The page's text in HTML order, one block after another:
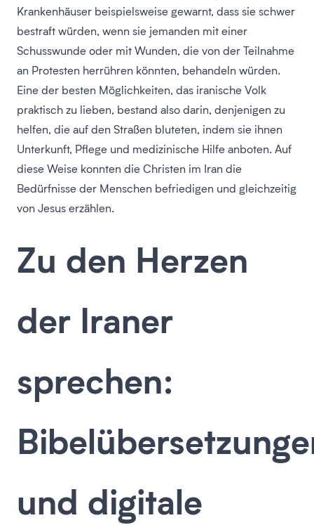
Krankenhäuser beispielsweise gewarnt, dass sie schwer
bestraft würden, wenn sie jemanden mit einer
Schusswunde oder mit Wunden, die von der Teilnahme
an Protesten herrühren könnten, behandeln würden.
Eine der besten Möglichkeiten, das iranische Volk
praktisch zu lieben, bestand also darin, denjenigen zu
helfen, die auf den Straßen bluteten, indem sie ihnen
Unterkunft, Pflege und medizinische Hilfe anboten. Auf
diese Weise konnten die Christen im Iran die
Bedürfnisse der Menschen befriedigen und gleichzeitig
von Jesus erzählen.
Zu den Herzen
der Iraner
sprechen:
und digitale